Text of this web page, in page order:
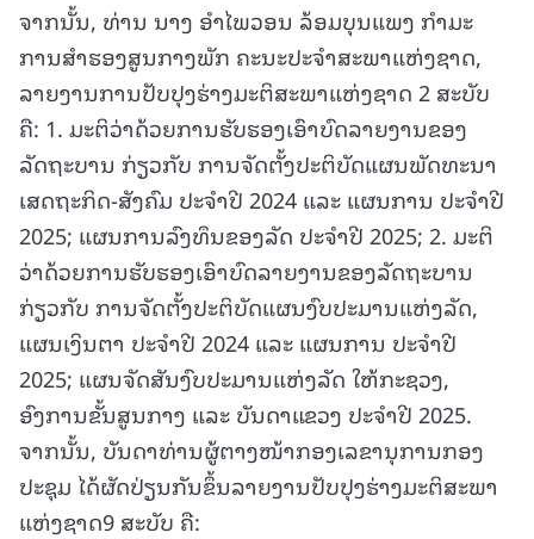
ຈາກນັ້ນ, ທ່ານ ນາງ ອໍາໄພວອນ ລ້ອມບຸນແພງ ກໍາມະ
ການສໍາຮອງສູນກາງພັກ ຄະນະປະຈໍາສະພາແຫ່ງຊາດ,
ລາຍງານການປັບປຸງຮ່າງມະຕິສະພາແຫ່ງຊາດ 2 ສະບັບ
ຄື: 1. ມະຕິວ່າດ້ວຍການຮັບຮອງເອົາບົດລາຍງານຂອງ
ລັດຖະບານ ກ່ຽວກັບ ການຈັດຕັ້ງປະຕິບັດແຜນພັດທະນາ
ເສດຖະກິດ-ສັງຄົມ ປະຈຳປີ 2024 ແລະ ແຜນການ ປະຈຳປີ
2025; ແຜນການລົງທຶນຂອງລັດ ປະຈຳປີ 2025; 2. ມະຕິ
ວ່າດ້ວຍການຮັບຮອງເອົາບົດລາຍງານຂອງລັດຖະບານ
ກ່ຽວກັບ ການຈັດຕັ້ງປະຕິບັດແຜນງົບປະມານແຫ່ງລັດ,
ແຜນເງິນຕາ ປະຈຳປີ 2024 ແລະ ແຜນການ ປະຈຳປີ
2025; ແຜນຈັດສັນງົບປະມານແຫ່ງລັດ ໃຫ້ກະຊວງ,
ອົງການຂັ້ນສູນກາງ ແລະ ບັນດາແຂວງ ປະຈໍາປີ 2025.
ຈາກນັ້ນ, ບັນດາທ່ານຜູ້ຕາງໜ້າກອງເລຂານຸການກອງ
ປະຊຸມ ໄດ້ຜັດປ່ຽນກັນຂຶ້ນລາຍງານປັບປຸງຮ່າງມະຕິສະພາ
ແຫ່ງຊາດ9 ສະບັບ ຄື: